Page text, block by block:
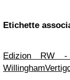
Etichette
Edizion RW
Willingham